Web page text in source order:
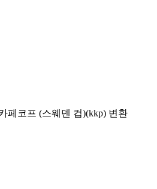
페코프 (스웨덴 컵)(kkp) 변환